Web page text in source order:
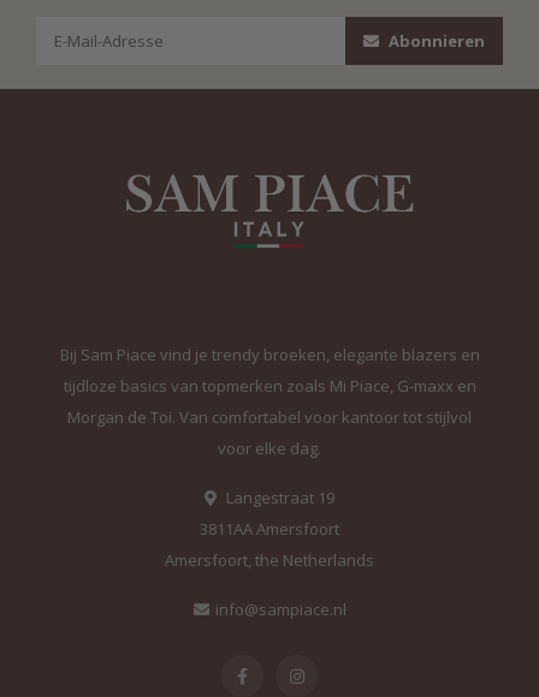
Abonnieren
Bij Sam Piace vind je trendy broeken, elegante blazers en
tijdloze basics van topmerken zoals Mi Piace, G-maxx en
Morgan de Toi. Van comfortabel voor kantoor tot stijlvol
voor elke dag.
Langestraat 19
3811AA Amersfoort
Amersfoort, the Netherlands
info@sampiace.nl